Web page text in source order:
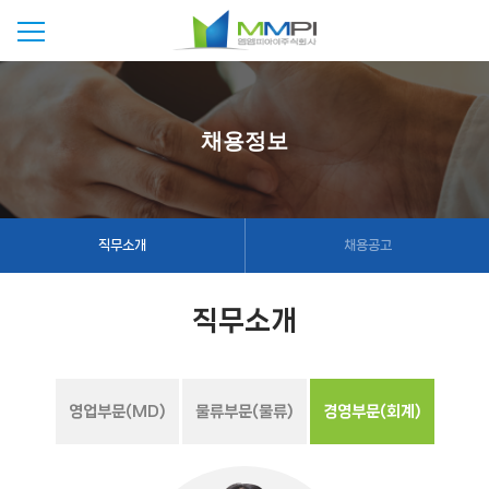
채용정보
직무소개 채용공고
직무소개
영업부문(MD) 물류부문(물류) 경영부문(회계)